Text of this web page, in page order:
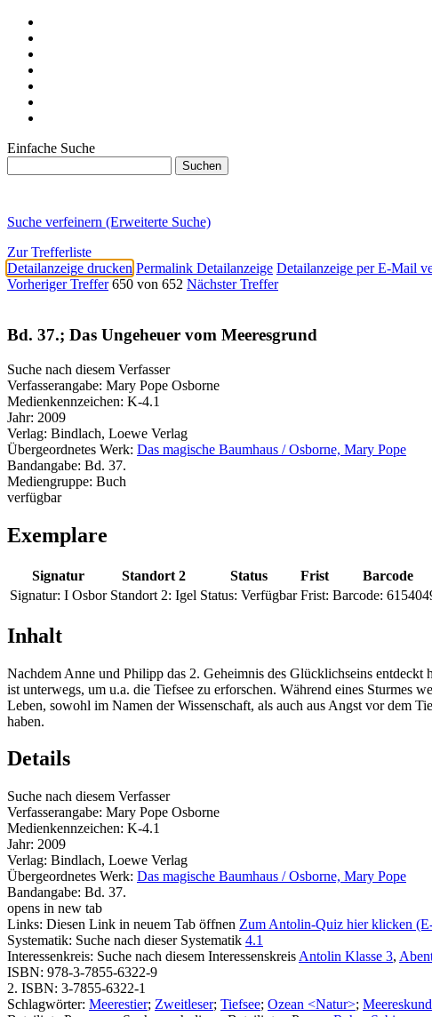
Einfache Suche
Suche verfeinern (Erweiterte Suche)
Zur Trefferliste
Detailanzeige drucken Permalink Detailanzeige Detailanzeige per E-Mail
Vorheriger Treffer 650 von 652 Nächster Treffer
Bd. 37.; Das Ungeheuer vom Meeresgrund
Suche nach diesem Verfasser
Verfasserangabe: Mary Pope Osborne
Medienkennzeichen: K-4.1
Jahr: 2009
Verlag: Bindlach, Loewe Verlag
Übergeordnetes Werk: Das magische Baumhaus / Osborne, Mary Pope
Bandangabe: Bd. 37.
Mediengruppe: Buch
verfügbar
Exemplare
Signatur Standort 2 Status Frist
Barcode
Signatur: I Osbor Standort 2: Igel Status: Verfügbar Frist: Barcode:
Inhalt
Nachdem Anne und Philipp das 2. Geheimnis des Glücklichseins
ist unterwegs, um u.a. die Tiefsee zu erforschen. Während eines Sturmes
Leben, sowohl im Namen der Wissenschaft, als auch aus Angst vor dem
haben.
Details
Suche nach diesem Verfasser
Verfasserangabe: Mary Pope Osborne
Medienkennzeichen: K-4.1
Jahr: 2009
Verlag: Bindlach, Loewe Verlag
Übergeordnetes Werk: Das magische Baumhaus / Osborne, Mary Pope
Bandangabe: Bd. 37.
opens in new tab
Links: Diesen Link in neuem Tab öffnen Zum Antolin-Quiz hier klicken
Systematik: Suche nach dieser Systematik 4.1
Interessenkreis: Suche nach diesem Interessenskreis Antolin Klasse 3,
ISBN: 978-3-7855-6322-9
2. ISBN: 3-7855-6322-1
Schlagwörter: Meerestier; Zweitleser; Tiefsee; Ozean <Natur>;